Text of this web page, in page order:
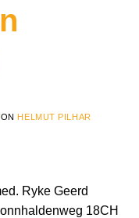
HELMUT PILHAR
Ryke Geerd
18CH